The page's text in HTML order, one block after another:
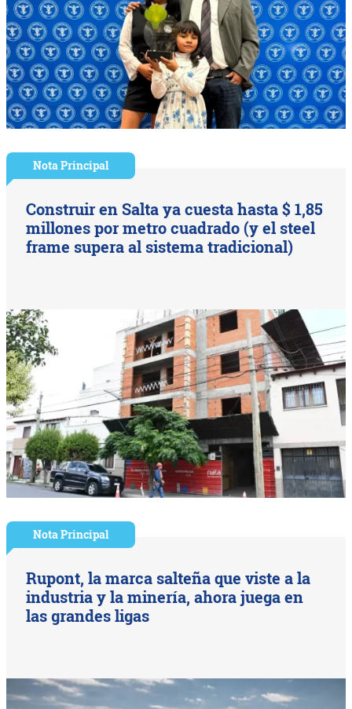
Nota Principal
Construir en Salta ya cuesta hasta $ 1,85
millones por metro cuadrado (y el steel
frame supera al sistema tradicional)
Nota Principal
Rupont, la marca salteña que viste a la
industria y la minería, ahora juega en
las grandes ligas